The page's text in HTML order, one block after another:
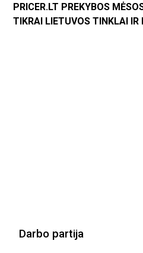
PRICER.LT PREKYBOS
TIKRAI LIETUVOS TINKLAI
Darbo partija